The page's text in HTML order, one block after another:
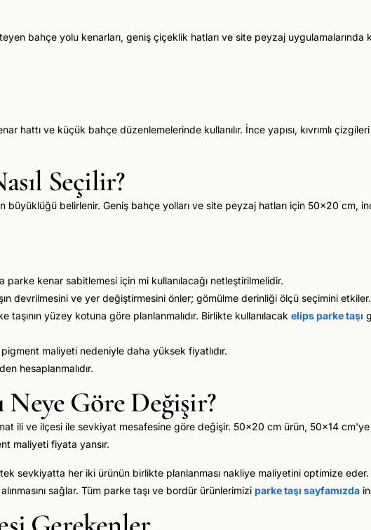
bahçe yolu kenarları, geniş çiçeklik hatları ve site peyzaj uygulamalarında
hattı ve küçük bahçe düzenlemelerinde kullanılır. İnce yapısı, kıvrımlı
Seçilir?
büyüklüğü belirlenir. Geniş bahçe yolları ve site peyzaj hatları için 50x20 cm,
parke kenar sabitlemesi için mi kullanılacağı netleştirilmelidir.
devrilmesini ve yer değiştirmesini önler; gömülme derinliği ölçü seçimini etkiler.
yüzey kotuna göre planlanmalıdır. Birlikte kullanılacak elips parke taşı
maliyeti nedeniyle daha yüksek fiyatlıdır.
hesaplanmalıdır.
Neye Göre Değişir?
ili ve ilçesi ile sevkiyat mesafesine göre değişir. 50x20 cm ürün, 50x14
maliyeti fiyata yansır.
sevkiyatta her iki ürünün birlikte planlanması nakliye maliyetini optimize
sağlar. Tüm parke taşı ve bordür ürünlerimizi parke taşı sayfamızda